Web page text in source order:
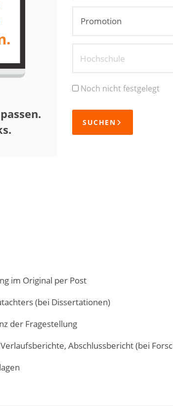
Hochschule
Noch nicht festgelegt
SUCHEN
im Original per Post
(bei Dissertationen)
der Fragestellung
Abschlussbericht (bei